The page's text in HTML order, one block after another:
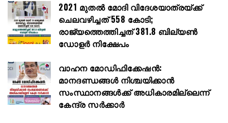
2021 മുതൽ മോദി വിദേശയാത്രയ്ക്ക്
ചെലവഴിച്ചത് 558 കോടി;
രാജ്യത്തെത്തിച്ചത് 381.8 ബില്യൺ
ഡോളർ നിക്ഷേപം
വാഹന മോഡിഫിക്കേഷൻ:
മാനദണ്ഡങ്ങൾ നിശ്ചയിക്കാൻ
സംസ്ഥാനങ്ങൾക്ക് അധികാരമില്ലെന്ന്
കേന്ദ്ര സർക്കാർ